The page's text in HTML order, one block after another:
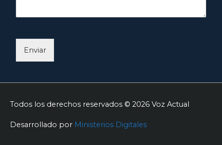
Enviar
Todos los derechos reservados © 2026 Voz Actual
Desarrollado por Ministerios Digitales